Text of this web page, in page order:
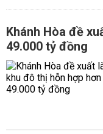
Khánh Hòa đề
49.000 tỷ đồng